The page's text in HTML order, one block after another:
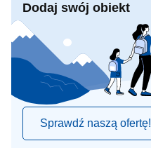
Dodaj swój obiekt
Sprawdź naszą ofertę!